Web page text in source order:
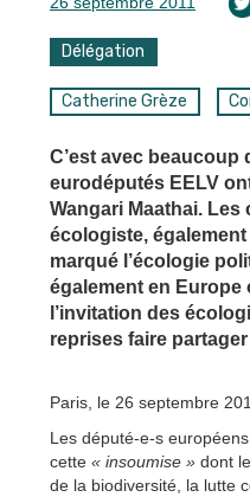
Délégation
Catherine Grèze
C’est avec beaucoup
eurodéputés EELV
Wangari Maathai. Les
écologiste,
marqué l’écologie
également en Europe
l’invitation des
reprises faire
Paris, le 26 septembre
Les député-e-s
cette « insoumise » dont
de la biodiversité, la lutte